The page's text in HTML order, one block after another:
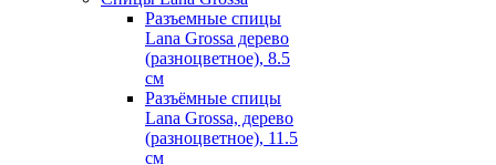
Разъемные спицы
Lana Grossa дерево
(разноцветное), 8.5
см
Разъёмные спицы
Lana Grossa, дерево
(разноцветное), 11.5
см